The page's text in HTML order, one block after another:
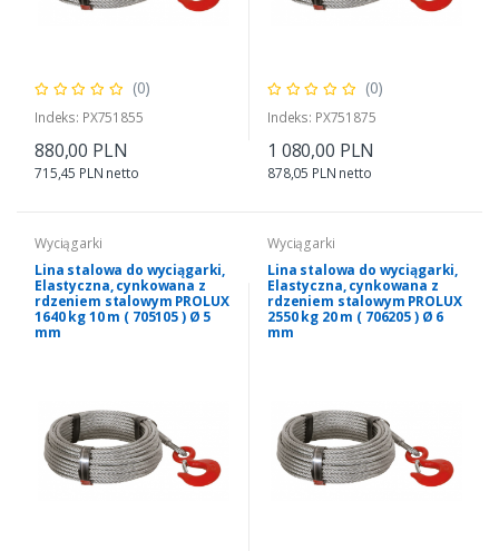
(0)
Indeks: PX751855
880,00 PLN
715,45 PLN netto
(0)
Indeks: PX751875
1 080,00 PLN
878,05 PLN netto
Wyciągarki
Lina stalowa do wyciągarki,
Elastyczna, cynkowana z
rdzeniem stalowym PROLUX
1640 kg 10 m ( 705105 ) Ø 5
mm
Wyciągarki
Lina stalowa do wyciągarki,
Elastyczna, cynkowana z
rdzeniem stalowym PROLUX
2550 kg 20 m ( 706205 ) Ø 6
mm